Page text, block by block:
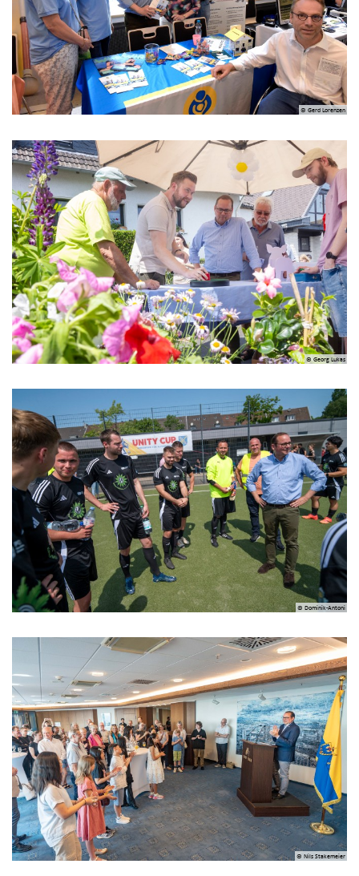
© Gerd Lorenzen
© Georg Lukas
© Dominik-Antoni
© Nils Stakemeier